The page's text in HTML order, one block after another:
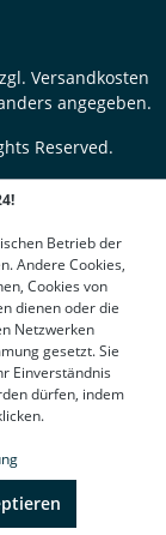
Versandkosten
angegeben.
Reserved.
Betrieb der
Andere Cookies,
Cookies von
dienen oder die
Netzwerken
gesetzt. Sie
Einverständnis
dürfen, indem
ⓘ